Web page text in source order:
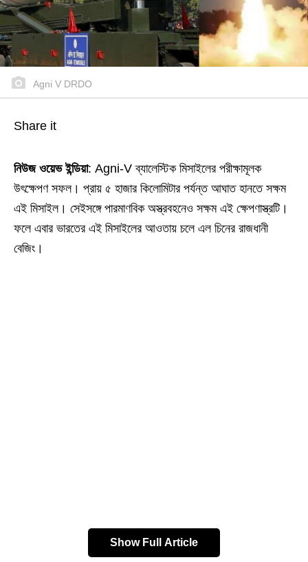
Agni V DRDO
Share it
নিউজ ওয়েভ ইন্ডিয়া: Agni-V ব্যালেস্টিক মিসাইলের পরীক্ষামূলক
উৎক্ষেপণ সফল। প্রায় ৫ হাজার কিলোমিটার পর্যন্ত আঘাত হানতে সক্ষম
এই মিসাইল। সেইসঙ্গে পারমাণবিক অস্ত্রবহনেও সক্ষম এই ক্ষেপণাস্ত্রটি।
ফলে এবার ভারতের এই মিসাইলের আওতায় চলে এল চিনের রাজধানী
বেজিং।
ওড়িশার আবদুল কালাম ইন্টিগ্রেটেড টেস্ট রেঞ্জে বুধবার এই মিসাইলটি
পরীক্ষামূলক উৎক্ষেপণ করা হয়৷ সম্পূর্ণ দেশীয় প্রযুক্তিতে এই ক্ষেপণাস্ত্র
Show Full Article